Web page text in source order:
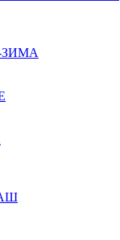
ЗИМА